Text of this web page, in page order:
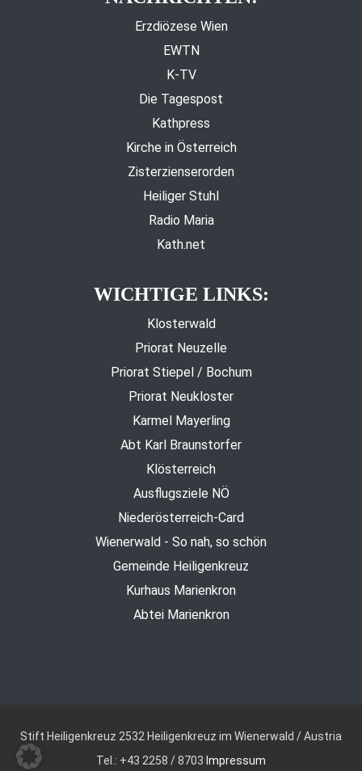
Erzdiözese Wien
EWTN
K-TV
Die Tagespost
Kathpress
Kirche in Österreich
Zisterzienserorden
Heiliger Stuhl
Radio Maria
Kath.net
WICHTIGE LINKS:
Klosterwald
Priorat Neuzelle
Priorat Stiepel / Bochum
Priorat Neukloster
Karmel Mayerling
Abt Karl Braunstorfer
Klösterreich
Ausflugsziele NÖ
Niederösterreich-Card
Wienerwald - So nah, so schön
Gemeinde Heiligenkreuz
Kurhaus Marienkron
Abtei Marienkron
Stift Heiligenkreuz 2532 Heiligenkreuz im Wienerwald / Austria
Tel.: +43 2258 / 8703 Impressum